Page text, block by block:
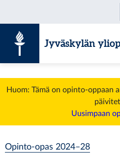
Jyväskylän
Huom: Tämä on opinto-oppaan
Uusimpaan
Opinto-opas 2024–28